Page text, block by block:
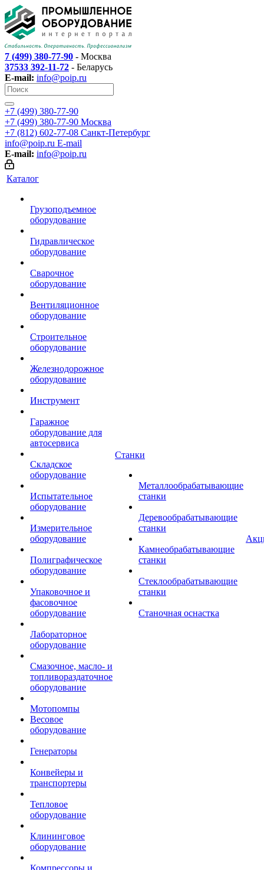
7 (499) 380-77-90 - Москва
37533 392-11-72 - Беларусь
E-mail: info@poip.ru
+7 (499) 380-77-90
+7 (499) 380-77-90 Москва
+7 (812) 602-77-08 Санкт-Петербург
info@poip.ru E-mail
E-mail: info@poip.ru
Каталог
Грузоподъемное
оборудование
Гидравлическое
оборудование
Сварочное
оборудование
Вентиляционное
оборудование
Строительное
оборудование
Железнодорожное
оборудование
Инструмент
Гаражное
оборудование для
автосервиса
Складское
оборудование
Испытательное
оборудование
Измерительное
оборудование
Полиграфическое
оборудование
Упаковочное и
фасовочное
оборудование
Лабораторное
оборудование
Смазочное, масло- и
топливораздаточное
оборудование
Мотопомпы
Весовое
оборудование
Генераторы
Конвейеры и
транспортеры
Тепловое
оборудование
Клининговое
оборудование
Компрессоры и
Станки
Металлообрабатывающие
станки
Деревообрабатывающие
станки
Камнеобрабатывающие
станки
Стеклообрабатывающие
станки
Станочная оснастка